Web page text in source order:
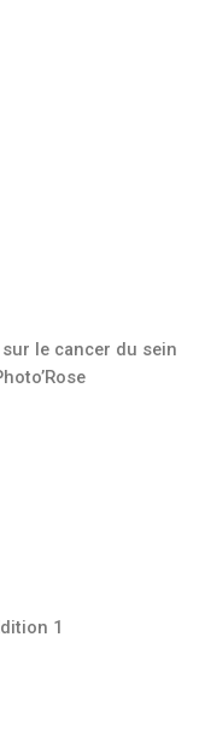
le cancer du sein
1